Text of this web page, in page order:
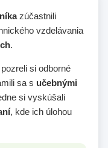
zúčastnili
vzdelávania
.
pozreli si odborné
sa s učebnými
si vyskúšali
, kde ich úlohou